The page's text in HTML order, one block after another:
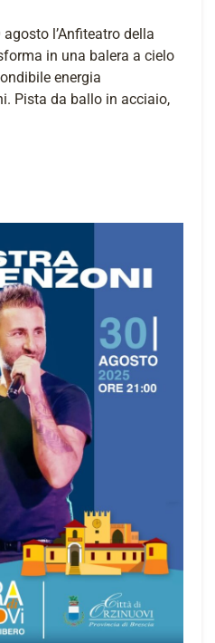
l’Anfiteatro della
in una balera a cielo
energia
Pista da ballo in acciaio,